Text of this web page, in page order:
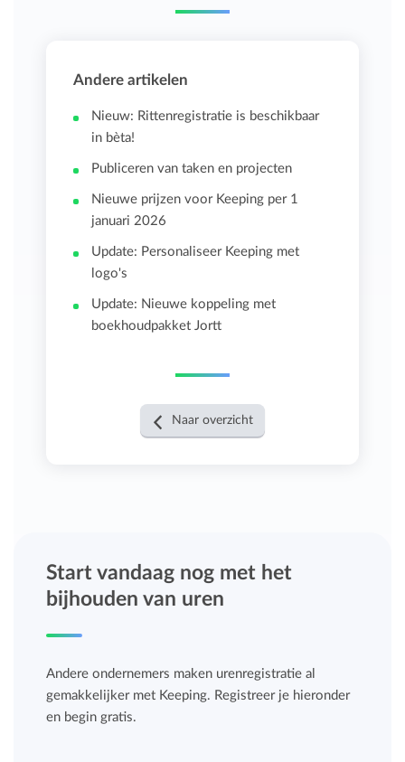
Andere artikelen
Nieuw: Rittenregistratie is beschikbaar
in bèta!
Publiceren van taken en projecten
Nieuwe prijzen voor Keeping per 1
januari 2026
Update: Personaliseer Keeping met
logo's
Update: Nieuwe koppeling met
boekhoudpakket Jortt
Naar overzicht
Start vandaag nog met het
bijhouden van uren
Andere ondernemers maken urenregistratie al
gemakkelijker met Keeping. Registreer je hieronder
en begin gratis.